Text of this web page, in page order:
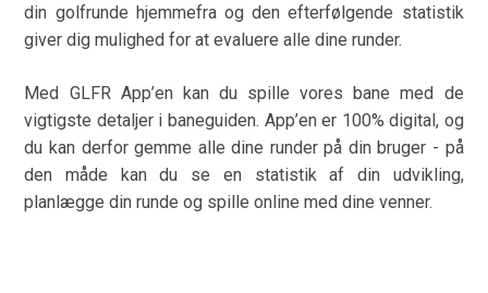
din golfrunde hjemmefra og den efterfølgende statistik
giver dig mulighed for at evaluere alle dine runder.
Med GLFR App’en kan du spille vores bane med de
vigtigste detaljer i baneguiden. App’en er 100% digital, og
du kan derfor gemme alle dine runder på din bruger - på
den måde kan du se en statistik af din udvikling,
planlægge din runde og spille online med dine venner.